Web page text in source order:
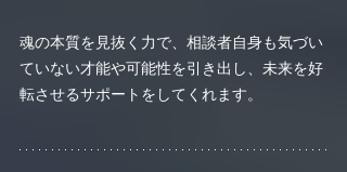
魂の本質を見抜く力で、相談者自身も気づい
ていない才能や可能性を引き出し、未来を好
転させるサポートをしてくれます。